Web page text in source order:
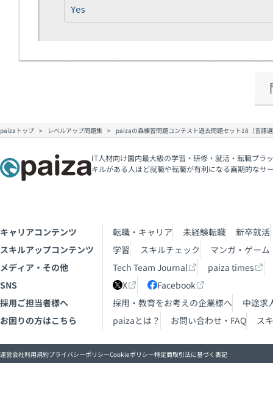
Yes
paizaトップ レベルアップ問題集 paizaの森練習問題コンテスト過去問題セット18（言語
IT人材向け国内最大級の学習・研修・就活・転職プラ
キルがある人ほど就職や転職が有利になる画期的なサ
キャリアコンテンツ 転職・キャリア 未経験転職
新卒就活
スキルアップコンテンツ
学習 スキルチェック
マンガ・ゲーム
メディア・その他
Tech Team Journal
paiza times
SNS
X
Facebook
採用ご担当者様へ
採用・教育をお考えの企業様へ
中途求
お困りの方はこちら
paizaとは？ お問い合わせ・FAQ ス
運営会社利用規約プライバシーポリシーCookieポリシー特定商取引法に基づく表記